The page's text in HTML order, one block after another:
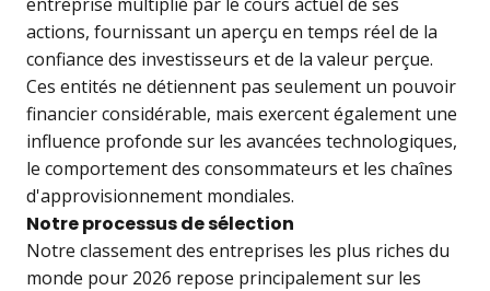
actions, fournissant un aperçu en temps réel de la
confiance des investisseurs et de la valeur perçue.
Ces entités ne détiennent pas seulement un pouvoir
financier considérable, mais exercent également une
influence profonde sur les avancées technologiques,
le comportement des consommateurs et les chaînes
d'approvisionnement mondiales.
Notre processus de sélection
Notre classement des entreprises les plus riches du
monde pour 2026 repose principalement sur les